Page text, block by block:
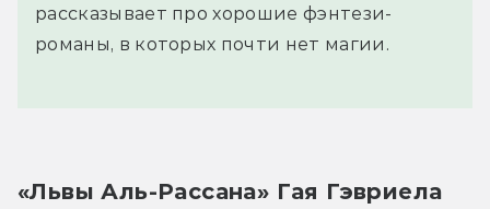
рассказывает про хорошие фэнтези-
романы, в которых почти нет магии.
«Львы Аль-Рассана» Гая Гэвриела